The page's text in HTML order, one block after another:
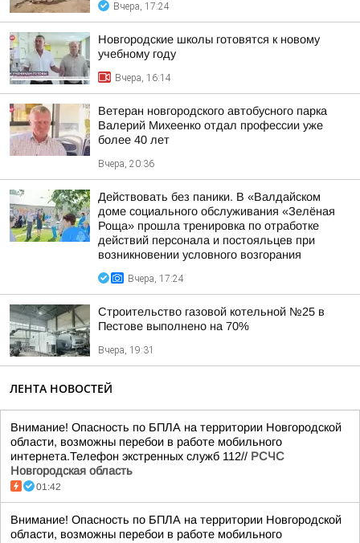
Вчера, 17:24
Новгородские школы готовятся к новому
учебному году
Вчера, 16:14
Ветеран новгородского автобусного парка
Валерий Михеенко отдал профессии уже
более 40 лет
Вчера, 20:36
Действовать без паники. В «Валдайском
доме социального обслуживания «Зелёная
Роща» прошла тренировка по отработке
действий персонала и постояльцев при
возникновении условного возгорания
Вчера, 17:24
Строительство газовой котельной №25 в
Пестове выполнено на 70%
Вчера, 19:31
ЛЕНТА НОВОСТЕЙ
Внимание! Опасность по БПЛА на территории Новгородской
области, возможны перебои в работе мобильного
интернета.Телефон экстренных служб 112// РСЧС
Новгородская область
01:42
Внимание! Опасность по БПЛА на территории Новгородской
области, возможны перебои в работе мобильного